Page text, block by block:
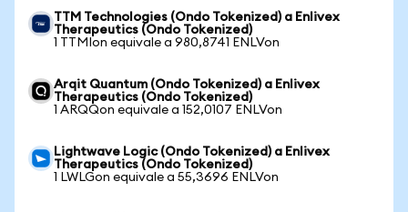
TTM Technologies (Ondo Tokenized) a Enlivex
Therapeutics (Ondo Tokenized)
1 TTMIon equivale a 980,8741 ENLVon
Arqit Quantum (Ondo Tokenized) a Enlivex
Therapeutics (Ondo Tokenized)
1 ARQQon equivale a 152,0107 ENLVon
Lightwave Logic (Ondo Tokenized) a Enlivex
Therapeutics (Ondo Tokenized)
1 LWLGon equivale a 55,3696 ENLVon